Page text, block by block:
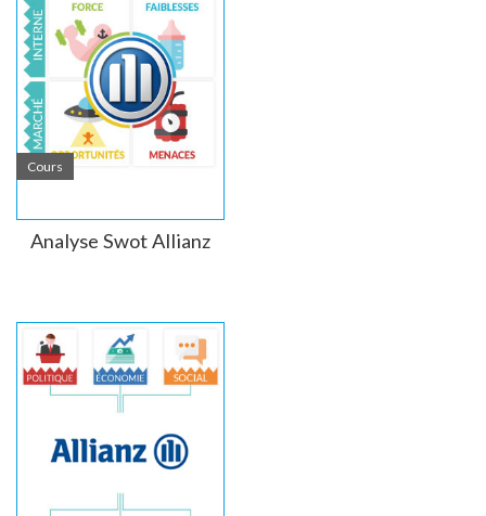
Allemagne).
Cette fusion-absorption va permettre d’accroitre le champ
d’action d’Allianz en propulsant l’allemand au rang de leader
mondial.
Cibles
Allianz possède une gamme complète de services pour :
Les particuliers: IARD, assurance vie et épargne, gestion
d’actifs…
émergents, microassurance et microfinance…
Leader dans l’assurance et la finance, le groupe a su
Cours
Analyse Swot Allianz